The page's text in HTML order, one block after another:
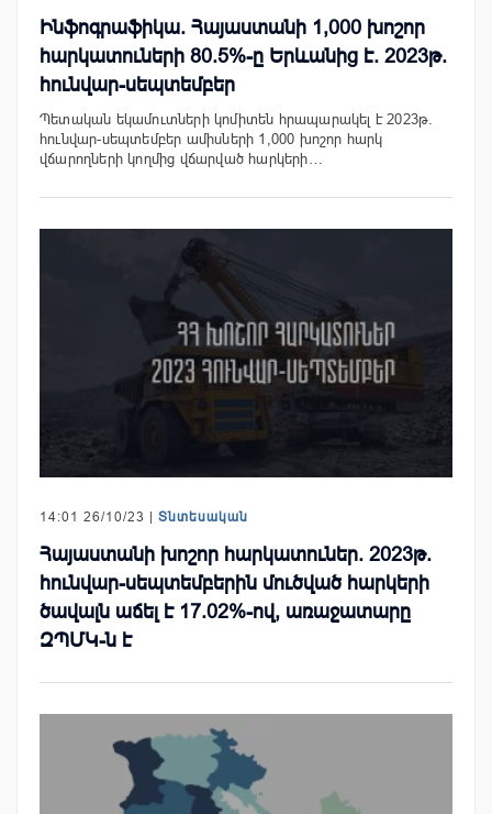
Ինֆոգրաֆիկա. Հայաստանի 1,000 խոշոր
հարկատուների 80.5%-ը Երևանից է. 2023թ.
հունվար-սեպտեմբեր
Պետական եկամուտների կոմիտեն հրապարակել է 2023թ.
հունվար-սեպտեմբեր ամիսների 1,000 խոշոր հարկ
վճարողների կողմից վճարված հարկերի…
14:01 26/10/23 | Տնտեսական
Հայաստանի խոշոր հարկատուներ. 2023թ.
հունվար-սեպտեմբերին մուծված հարկերի
ծավալն աճել է 17.02%-ով, առաջատարը
ԶՊՄԿ-ն է